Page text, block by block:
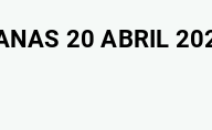
20 ABRIL